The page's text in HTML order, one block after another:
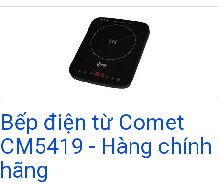
Bếp điện từ Comet
CM5419 - Hàng chính
hãng